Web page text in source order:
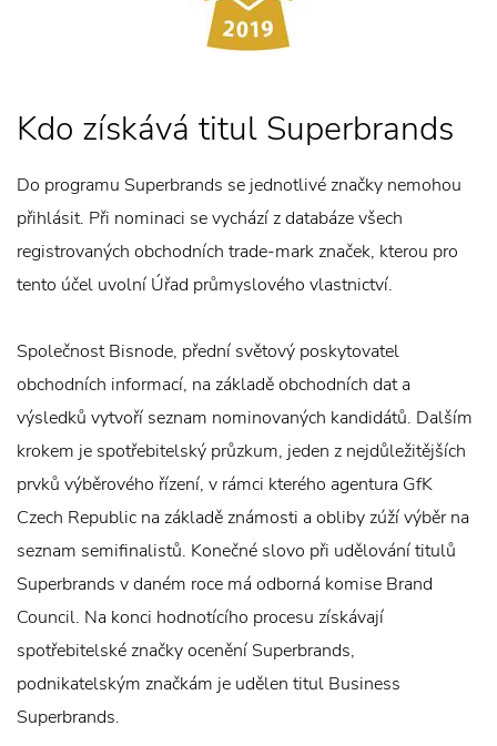
Kdo získává titul Superbrands
Do programu Superbrands se jednotlivé značky nemohou
přihlásit. Při nominaci se vychází z databáze všech
registrovaných obchodních trade-mark značek, kterou pro
tento účel uvolní Úřad průmyslového vlastnictví.
Společnost Bisnode, přední světový poskytovatel
obchodních informací, na základě obchodních dat a
výsledků vytvoří seznam nominovaných kandidátů. Dalším
krokem je spotřebitelský průzkum, jeden z nejdůležitějších
prvků výběrového řízení, v rámci kterého agentura GfK
Czech Republic na základě známosti a obliby zúží výběr na
seznam semifinalistů. Konečné slovo při udělování titulů
Superbrands v daném roce má odborná komise Brand
Council. Na konci hodnotícího procesu získávají
spotřebitelské značky ocenění Superbrands,
podnikatelským značkám je udělen titul Business
Superbrands.